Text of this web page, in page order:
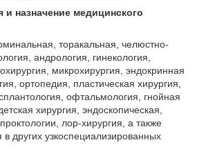
и назначение медицинского
торакальная, челюстно-
андрология, гинекология,
микрохирургия, эндокринная
ортопедия, пластическая хирургия,
офтальмология, гнойная
хирургия, эндоскопическая,
лор-хирургия, а также
других узкоспециализированных